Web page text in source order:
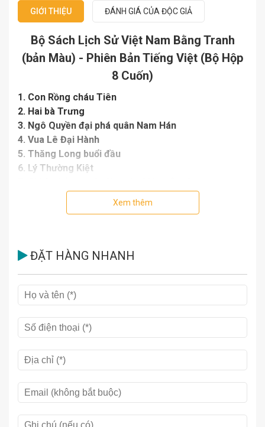
GIỚI THIỆU ĐÁNH GIÁ CỦA ĐỘC GIẢ
Bộ Sách Lịch Sử Việt Nam Bằng Tranh
(bản Màu) - Phiên Bản Tiếng Việt (Bộ Hộp
8 Cuốn)
1. Con Rồng cháu Tiên
2. Hai bà Trưng
3. Ngô Quyền đại phá quân Nam Hán
4. Vua Lê Đại Hành
5. Thăng Long buổi đầu
6. Lý Thường Kiệt
8. Lam Sơn dấy nghĩa
Dự án Lịch sử Việt Nam bằng tranh được Nhà xuất bản
Trẻ triển khai từ năm 1997 do nhà nghiên cứu Tràn Bạch
uy tín và các họa sĩ tài hoa của Đại Học Mỹ thuật Tp. Hồ
Chí Minh. Với bộ sách này, lịch sử Việt Nam được
chuyển tải thông qua những câu chuyện hấp dẫn và
Xem thêm
ĐẶT HÀNG NHANH